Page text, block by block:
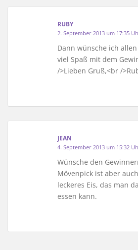
RUBY
2. September 2013 um 17:35
Dann wünsche ich
viel Spaß mit dem
/>Lieben Gruß,<br /
JEAN
4. September 2013 um 15:32
Wünsche den
Mövenpick ist aber
leckeres Eis, das man
essen kann.